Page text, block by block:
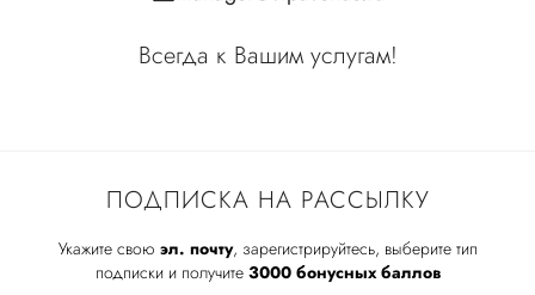
ПОДПИСКА НА РАССЫЛКУ
Укажите свою эл. почту, зарегистрируйтесь, выберите тип
подписки и получите 3000 бонусных баллов
Всегда к Вашим услугам!